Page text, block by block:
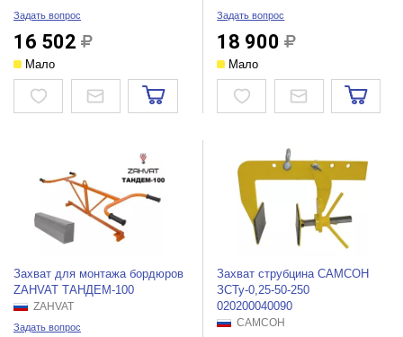
Задать вопрос
16 502
Мало
Задать вопрос
18 900
Мало
Захват для монтажа бордюров
ZAHVAT ТАНДЕМ-100
ZAHVAT
Задать вопрос
Захват струбцина САМСОН
ЗСТу-0,25-50-250
020200040090
САМСОН